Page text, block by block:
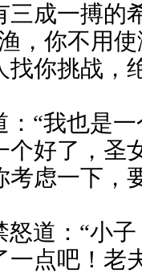
三成一搏
，你不用
找你挑战，
“我也是
个好了，圣
考虑一下，
道：“小
一点吧！老